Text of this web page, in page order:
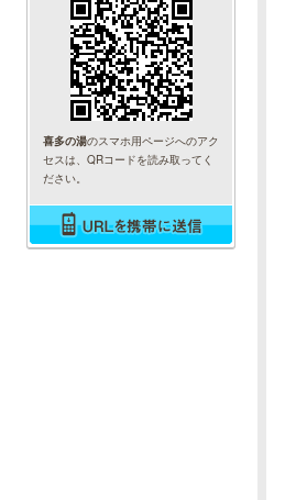
喜多の湯のスマホ用ページへのアク
セスは、QRコードを読み取ってく
ださい。